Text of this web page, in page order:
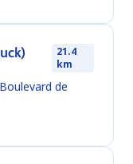
21.4
km
de